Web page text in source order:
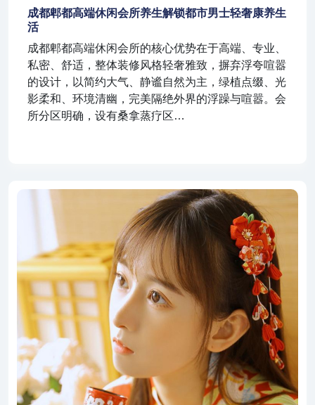
成都郫都高端休闲会所养生解锁都市男士轻奢康养生
活
成都郫都高端休闲会所的核心优势在于高端、专业、
私密、舒适，整体装修风格轻奢雅致，摒弃浮夸喧嚣
的设计，以简约大气、静谧自然为主，绿植点缀、光
影柔和、环境清幽，完美隔绝外界的浮躁与喧嚣。会
所分区明确，设有桑拿蒸疗区…